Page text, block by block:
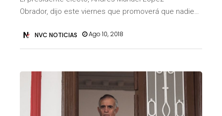
Obrador, dijo este viernes que promoverá que nadie…
NVC NOTICIAS Ago 10, 2018